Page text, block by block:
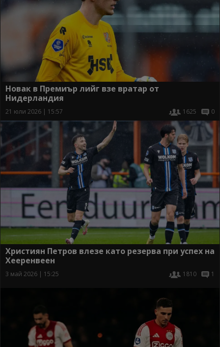
Новак в Премиър лийг взе вратар от
Нидерландия
21 юли 2026 | 15:57 1625 0
Християн Петров влезе като резерва при успех на
Хееренвеен
3 май 2026 | 15:25 1810 1